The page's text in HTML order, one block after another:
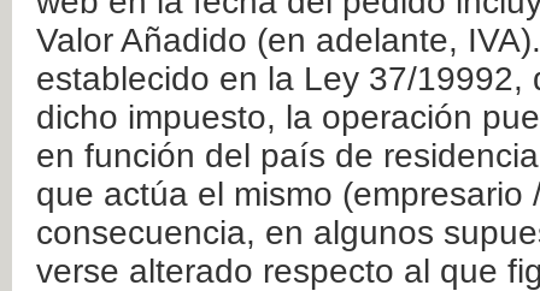
Valor Añadido (en adelante,
establecido en la Ley 37/
dicho impuesto, la operación
en función del país de
que actúa el mismo
consecuencia, en algunos
verse alterado respecto al que